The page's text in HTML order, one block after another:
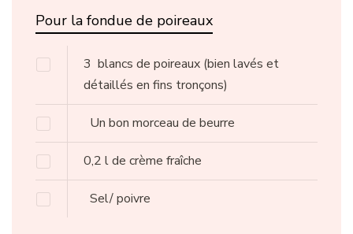
Pour la fondue de poireaux
3 blancs de poireaux (bien lavés et
détaillés en fins tronçons)
Un bon morceau de beurre
0,2 lde crème fraîche
Sel/ poivre